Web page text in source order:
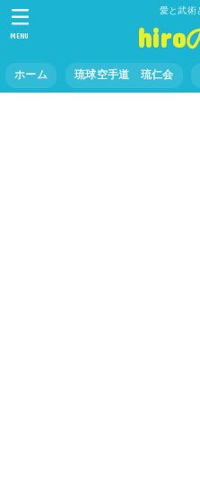
愛と武術
hiro
ホーム 琉球空手道 琉仁会
MENU